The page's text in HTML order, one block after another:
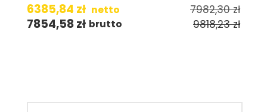
6385,84 zł netto 7982,30zł
7854,58zł brutto 9818,23zł